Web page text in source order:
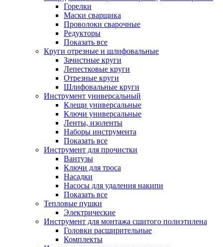
Горелки
Маски сварщика
Проволоки сварочные
Редукторы
Показать все
Круги отрезные и шлифовальные
Зачистные круги
Лепестковые круги
Отрезные круги
Шлифовальные круги
Инструмент универсальный
Клещи универсальные
Ключи универсальные
Ленты, изоленты
Наборы инструмента
Показать все
Инструмент для прочистки
Вантузы
Ключи для троса
Насадки
Насосы для удаления накипи
Показать все
Тепловые пушки
Электрические
Инструмент для монтажа сшитого полиэтилена
Головки расширительные
Комплекты